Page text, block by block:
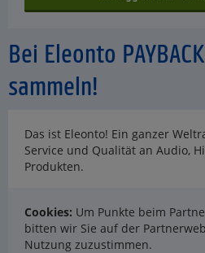
Bei Eleonto
sammeln!
Das ist Eleonto! Ein ganzer
Service und Qualität an Audio,
Produkten.
Cookies: Um Punkte beim
bitten wir Sie auf der
Nutzung zuzustimmen.